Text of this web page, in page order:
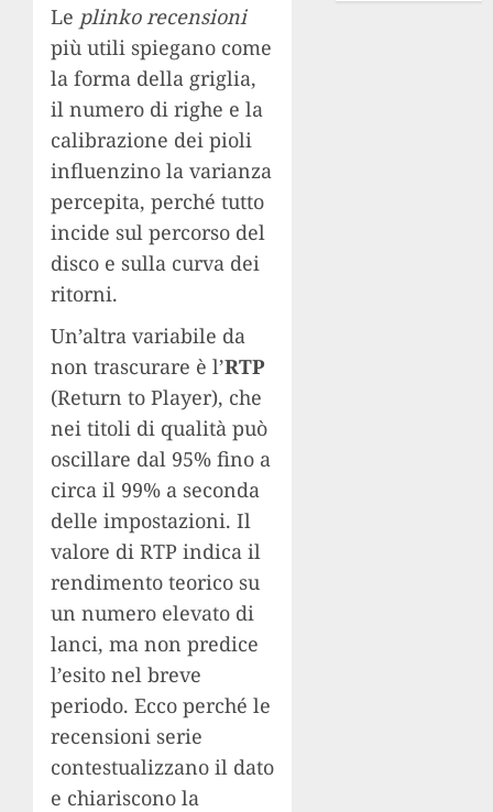
Le plinko recensioni
più utili spiegano come
la forma della griglia,
il numero di righe e la
calibrazione dei pioli
influenzino la varianza
percepita, perché tutto
incide sul percorso del
disco e sulla curva dei
ritorni.
Un’altra variabile da
non trascurare è l’RTP
(Return to Player), che
nei titoli di qualità può
oscillare dal 95% fino a
circa il 99% a seconda
delle impostazioni. Il
valore di RTP indica il
rendimento teorico su
un numero elevato di
lanci, ma non predice
l’esito nel breve
periodo. Ecco perché le
recensioni serie
contestualizzano il dato
e chiariscono la